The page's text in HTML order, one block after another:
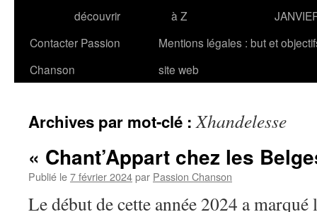
découvrir
à Z
Contacter Passion
Chanson
Mentions légales : but et
site web
Archives par mot-clé :Xhandelesse
« Chant’Appart chez les
Publié le7 février 2024par Passion Chanson
Le début de cette année 2024 a marqué